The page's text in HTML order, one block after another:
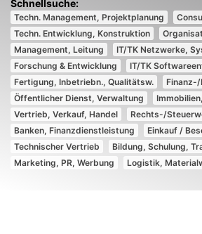
Techn. Management, Projektplanung
Techn. Entwicklung, Konstruktion
Management, Leitung
IT/TK Netzwerke,
Forschung & Entwicklung
IT/TK
Fertigung, Inbetriebn., Qualitätsw.
Finanz-/
Öffentlicher Dienst, Verwaltung
Vertrieb, Verkauf, Handel
Rechts-/
Banken, Finanzdienstleistung
Einkauf /
Technischer Vertrieb
Bildung, Schulung,
Marketing, PR, Werbung
Logistik,